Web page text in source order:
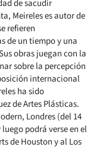
de sacudir
Meireles es autor de
refieren
de un tiempo y una
obras juegan con la
sobre la percepción
internacional
ha sido
de Artes Plásticas.
Londres (del 14
luego podrá verse en el
de Houston y al Los